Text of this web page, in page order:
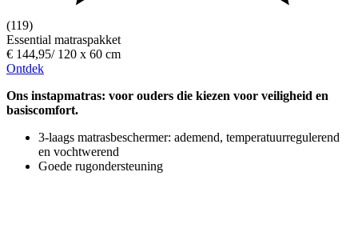
(119)
Essential matraspakket
€ 144,95/ 120 x 60 cm
Ontdek
Ons instapmatras: voor ouders die kiezen voor veiligheid en
basiscomfort.
3-laags matrasbeschermer: ademend, temperatuurregulerend
en vochtwerend
Goede rugondersteuning